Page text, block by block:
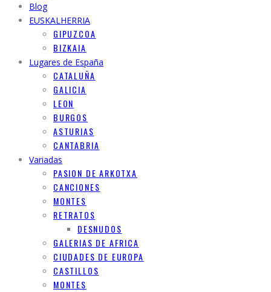
Blog
EUSKALHERRIA
GIPUZCOA
BIZKAIA
Lugares de España
CATALUÑA
GALICIA
LEON
BURGOS
ASTURIAS
CANTABRIA
Variadas
PASION DE ARKOTXA
CANCIONES
MONTES
RETRATOS
DESNUDOS
GALERIAS DE AFRICA
CIUDADES DE EUROPA
CASTILLOS
MONTES